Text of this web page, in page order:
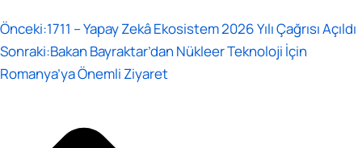
Önceki:1711 – Yapay Zekâ Ekosistem 2026 Yılı Çağrısı Açıldı
Sonraki:Bakan Bayraktar’dan Nükleer Teknoloji İçin
Romanya’ya Önemli Ziyaret